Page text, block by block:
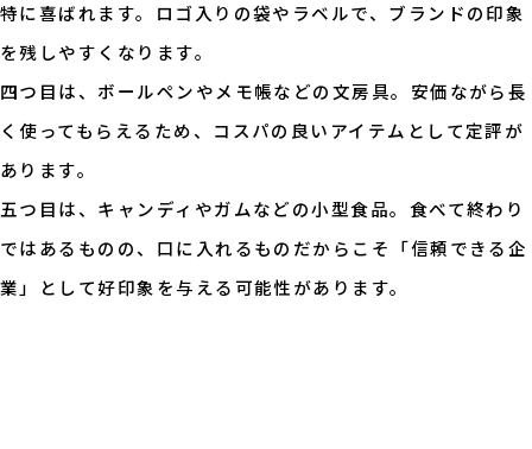
特に喜ばれます。ロゴ入りの袋やラベルで、ブランドの印象
を残しやすくなります。
四つ目は、ボールペンやメモ帳などの文房具。安価ながら長
く使ってもらえるため、コスパの良いアイテムとして定評が
あります。
五つ目は、キャンディやガムなどの小型食品。食べて終わり
ではあるものの、口に入れるものだからこそ「信頼できる企
業」として好印象を与える可能性があります。